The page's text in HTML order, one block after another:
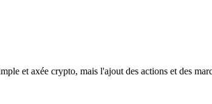
et axée crypto, mais l'ajout des actions et des